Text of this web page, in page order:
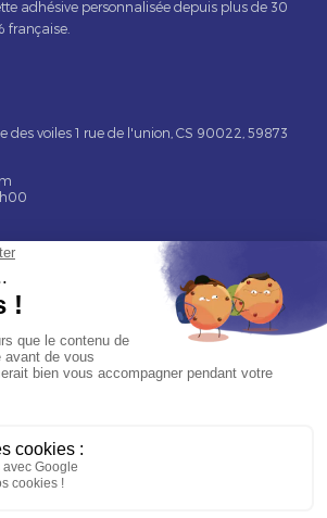
adhésive personnalisée depuis plus de 30
française.
des voiles 1 rue de l'union, CS 90022, 59873